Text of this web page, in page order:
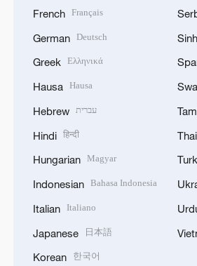
French Français
German Deutsch
Greek Ελληνικά
Hausa Hausa
Hebrew עברית
Hindi हिन्दी
Hungarian Magyar
Indonesian Bahasa Indonesia
Italian Italiano
Japanese 日本語
Korean 한국어
Thai